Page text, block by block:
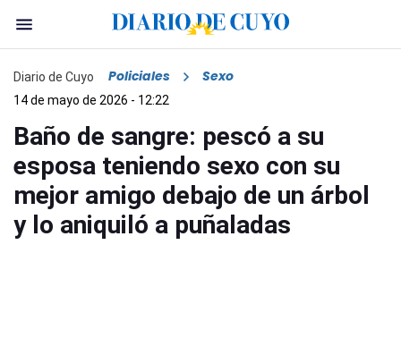
Diario de Cuyo Policiales Sexo
14 de mayo de 2026 - 12:22
Baño de sangre: pescó a su
esposa teniendo sexo con su
mejor amigo debajo de un árbol
y lo aniquiló a puñaladas